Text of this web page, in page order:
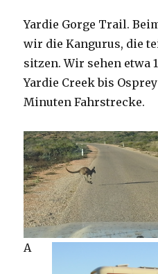
Yardie Gorge Trail.
wir die Kangurus, die
sitzen. Wir sehen etwa
Yardie Creek bis
Minuten Fahrstrecke.
A